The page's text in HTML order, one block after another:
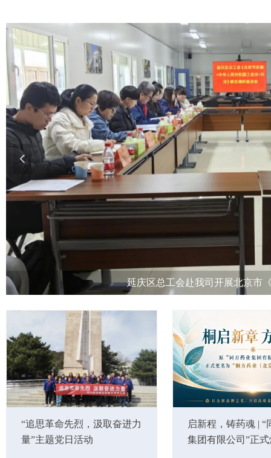
延庆区总工会赴我司开展北京市
넳
“追思革命先烈，汲取奋进力
量”主题党日活动
启新程，铸药魂 | “
集团有限公司”正